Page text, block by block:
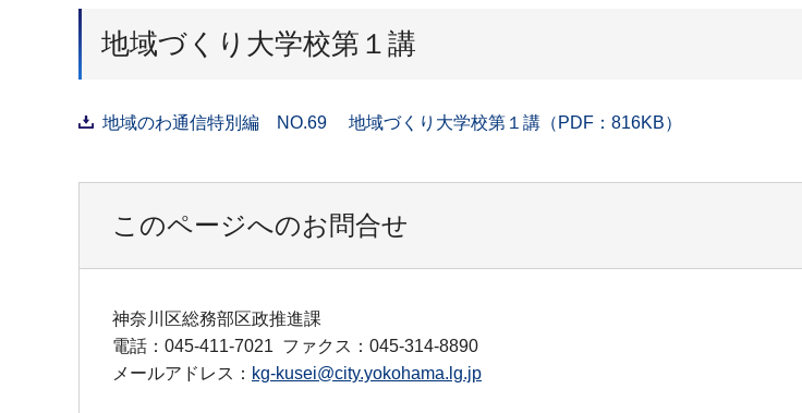
地域づくり大学校第１講
地域のわ通信特別編 NO.69 地域づくり大学校第１講（PDF：816KB）
このページへのお問合せ
神奈川区総務部区政推進課
電話：045-411-7021 ファクス：045-314-8890
メールアドレス： kg-kusei@city.yokohama.lg.jp